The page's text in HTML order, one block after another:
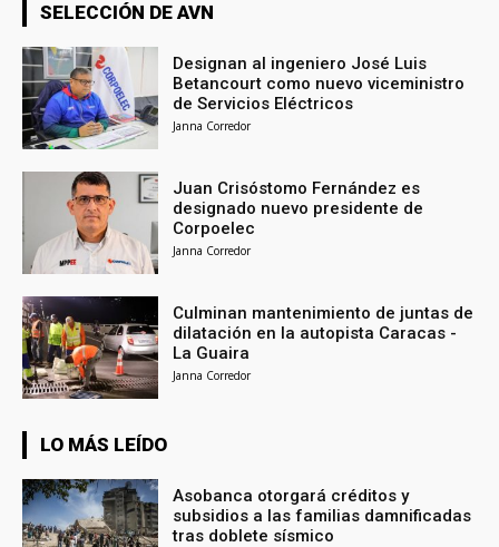
SELECCIÓN DE AVN
Designan al ingeniero José Luis
Betancourt como nuevo viceministro
de Servicios Eléctricos
Janna Corredor
Juan Crisóstomo Fernández es
designado nuevo presidente de
Corpoelec
Janna Corredor
Culminan mantenimiento de juntas de
dilatación en la autopista Caracas -
La Guaira
Janna Corredor
LO MÁS LEÍDO
Asobanca otorgará créditos y
subsidios a las familias damnificadas
tras doblete sísmico